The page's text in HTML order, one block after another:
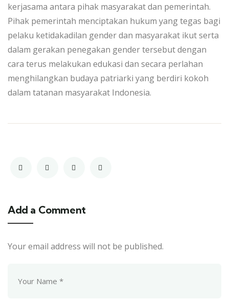
kerjasama antara pihak masyarakat dan pemerintah.
Pihak pemerintah menciptakan hukum yang tegas bagi
pelaku ketidakadilan gender dan masyarakat ikut serta
dalam gerakan penegakan gender tersebut dengan
cara terus melakukan edukasi dan secara perlahan
menghilangkan budaya patriarki yang berdiri kokoh
dalam tatanan masyarakat Indonesia.
Add a Comment
Your email address will not be published.